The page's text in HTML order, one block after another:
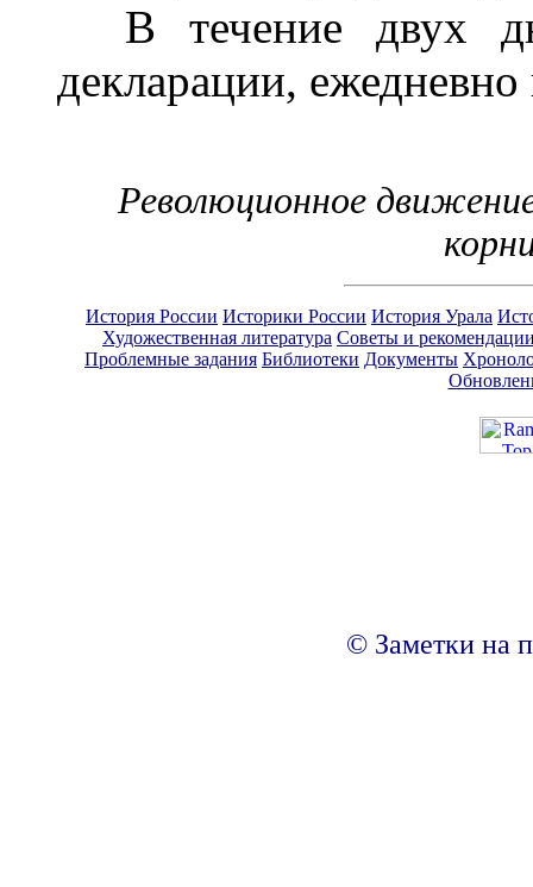
В течение двух
декларации, ежедневно
Революционное
История России Историки России История Урала
Художественная литература Советы и
Проблемные задания Библиотеки Документы
© Заметки на